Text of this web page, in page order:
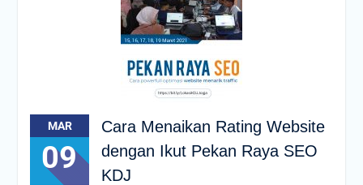
MAR
09
Cara Menaikan Rating Website
dengan Ikut Pekan Raya SEO
KDJ